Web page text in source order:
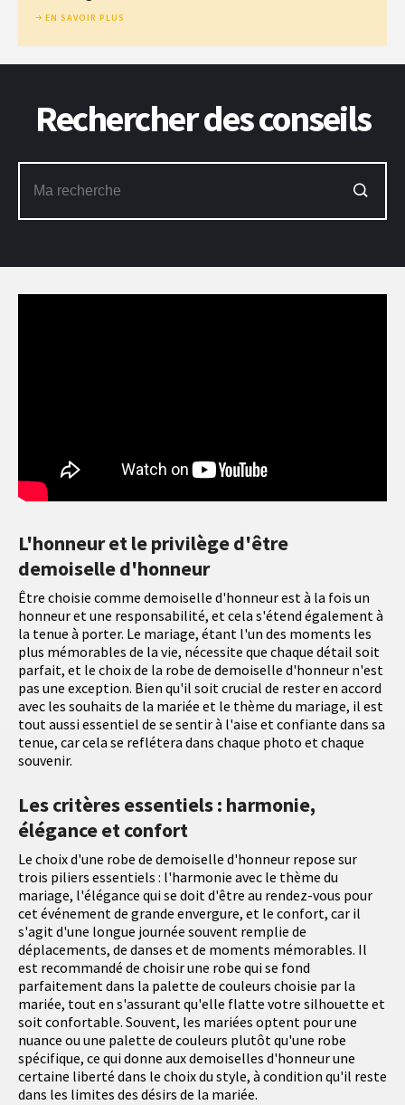
L'honneur et le privilège d'être
demoiselle d'honneur
Être choisie comme demoiselle d'honneur est à la fois un
honneur et une responsabilité, et cela s'étend également à
la tenue à porter. Le mariage, étant l'un des moments les
plus mémorables de la vie, nécessite que chaque détail soit
parfait, et le choix de la robe de demoiselle d'honneur n'est
pas une exception. Bien qu'il soit crucial de rester en accord
avec les souhaits de la mariée et le thème du mariage, il est
tout aussi essentiel de se sentir à l'aise et confiante dans sa
tenue, car cela se reflétera dans chaque photo et chaque
souvenir.
Les critères essentiels : harmonie,
élégance et confort
Le choix d'une robe de demoiselle d'honneur repose sur
trois piliers essentiels : l'harmonie avec le thème du
mariage, l'élégance qui se doit d'être au rendez-vous pour
cet événement de grande envergure, et le confort, car il
s'agit d'une longue journée souvent remplie de
déplacements, de danses et de moments mémorables. Il
est recommandé de choisir une robe qui se fond
parfaitement dans la palette de couleurs choisie par la
mariée, tout en s'assurant qu'elle flatte votre silhouette et
soit confortable. Souvent, les mariées optent pour une
nuance ou une palette de couleurs plutôt qu'une robe
spécifique, ce qui donne aux demoiselles d'honneur une
certaine liberté dans le choix du style, à condition qu'il reste
dans les limites des désirs de la mariée.
EN SAVOIR PLUS
Rechercher des conseils